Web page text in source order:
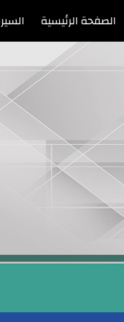
الصفحة الرئيسية